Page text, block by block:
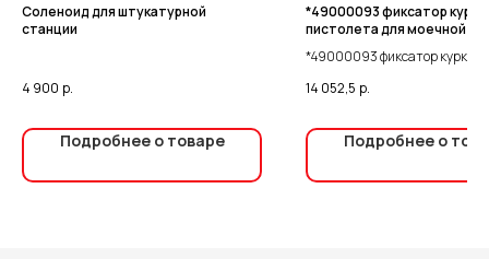
Соленоид для штукатурной
станции
4 900 р.
Подробнее о товаре
*49000093 фиксатор курка
пистолета для моечной
*49000093 фиксатор курка
14 052,5 р.
Подробнее о